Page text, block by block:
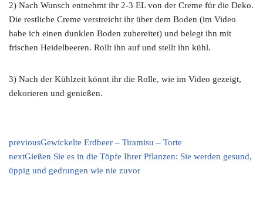
2) Nach Wunsch entnehmt ihr 2-3 EL von der Creme für die Deko.
Die restliche Creme verstreicht ihr über dem Boden (im Video
habe ich einen dunklen Boden zubereitet) und belegt ihn mit
frischen Heidelbeeren. Rollt ihn auf und stellt ihn kühl.
3) Nach der Kühlzeit könnt ihr die Rolle, wie im Video gezeigt,
dekorieren und genießen.
previousGewickelte Erdbeer – Tiramisu – Torte
nextGießen Sie es in die Töpfe Ihrer Pflanzen: Sie werden gesund,
üppig und gedrungen wie nie zuvor